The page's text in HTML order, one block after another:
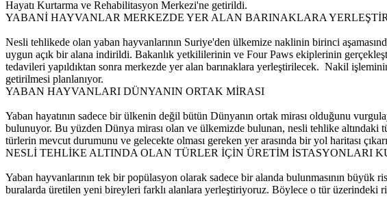
Hayatı Kurtarma ve Rehabilitasyon Merkezi'ne getirildi.
YABANİ HAYVANLAR MERKEZDE YER ALAN BARINAKLARA
Nesli tehlikede olan yaban hayvanlarının Suriye'den ülkemize naklinin birinci
uygun açık bir alana indirildi. Bakanlık yetkililerinin ve Four Paws ekiplerinin
tedavileri yapıldıktan sonra merkezde yer alan barınaklara yerleştirilecek. Nakil
getirilmesi planlanıyor.
YABAN HAYVANLARI DÜNYANIN ORTAK MİRASI
Yaban hayatının sadece bir ülkenin değil bütün Dünyanın ortak mirası olduğunu
bulunuyor. Bu yüzden Dünya mirası olan ve ülkemizde bulunan, nesli tehlike
türlerin mevcut durumunu ve gelecekte olması gereken yer arasında bir yol haritası
NESLİ TEHLİKE ALTINDA OLAN TÜRLER İÇİN ÜRETİM İSTASYONLARI
Yaban hayvanlarının tek bir popülasyon olarak sadece bir alanda bulunmasının
buralarda üretilen yeni bireyleri farklı alanlara yerleştiriyoruz. Böylece o tür üzerindeki